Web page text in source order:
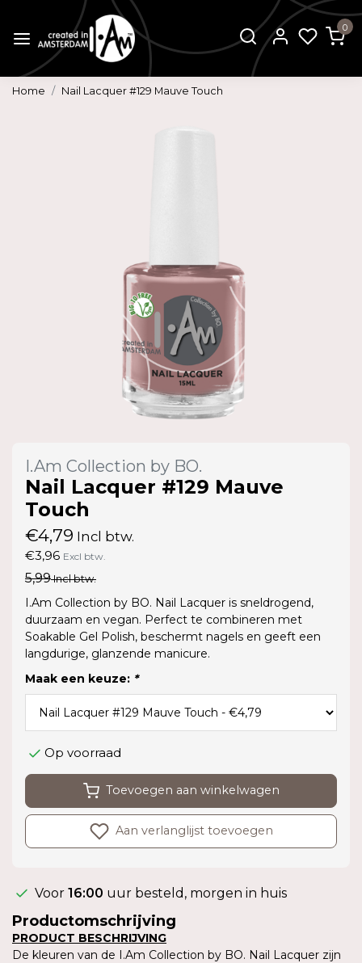
0
Home Nail Lacquer #129 Mauve Touch
I.Am Collection by BO.
Nail Lacquer #129 Mauve
Touch
€4,79 Incl btw.
€3,96 Excl btw.
5,99Incl btw.
I.Am Collection by BO. Nail Lacquer is sneldrogend,
duurzaam en vegan. Perfect te combineren met
Soakable Gel Polish, beschermt nagels en geeft een
langdurige, glanzende manicure.
Maak een keuze: *
Op voorraad
Toevoegen aan winkelwagen
Aan verlanglijst toevoegen
Voor 16:00 uur besteld, morgen in huis
Productomschrijving
PRODUCT BESCHRIJVING
De kleuren van de I.Am Collection by BO. Nail Lacquer zijn